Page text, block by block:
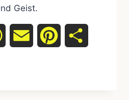
Geist.
WhatsAppEmail Pinterest